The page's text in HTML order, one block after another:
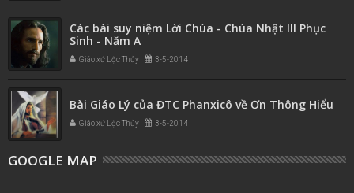
Các bài suy niệm Lời Chúa - Chúa Nhật III Phục
Sinh - Năm A
Giáo xứ Lộc Thủy 3-5-2014
Bài Giáo Lý của ĐTC Phanxicô về Ơn Thông Hiểu
Giáo xứ Lộc Thủy 3-5-2014
GOOGLE MAP